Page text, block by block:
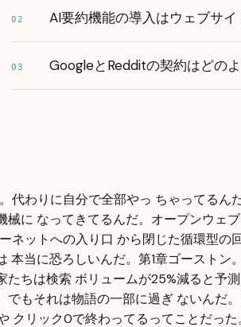
02 AI要約機能の導入はウェブサ
03 GoogleとRedditの契約はどの
代わりに自分で全部やっ ちゃってる
に なってきてるんだ。オープンウ
ネットへの入り口 から閉じた循環型
本当に恐ろしいんだ。第1章ゴースト
ちは検索 ボリュームが25%減ると
もそれは物語の一部に過ぎ ないん
クリック0で終わってるってことだっ